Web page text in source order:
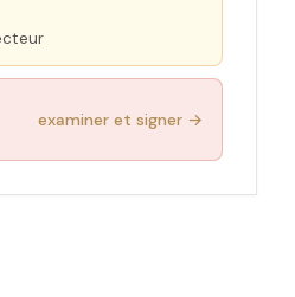
examiner et signer →